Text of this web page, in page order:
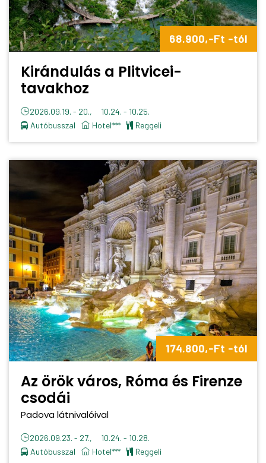
68.900,-Ft -tól
Kirándulás a Plitvicei-
tavakhoz
2026.09.19. - 20., 10.24. - 10.25.
Autóbusszal
Hotel*** reggeli
174.800,-Ft -tól
Az örök város, Róma és Firenze
csodái
Padova látnivalóival
2026.09.23. - 27., 10.24. - 10.28.
Autóbusszal
Hotel*** reggeli